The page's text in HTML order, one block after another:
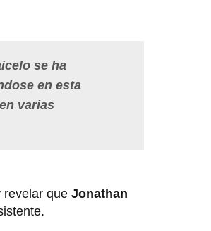
se ha
en esta
varias
revelar que Jonathan